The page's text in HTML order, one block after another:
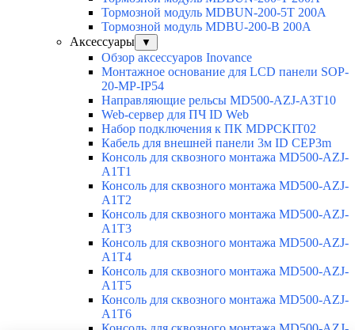
Тормозной модуль MDBUN-200-5T 200A
Тормозной модуль MDBU-200-B 200A
Аксессуары
▼
Обзор аксессуаров Inovance
Монтажное основание для LCD панели SOP-
20-MP-IP54
Направляющие рельсы MD500-AZJ-A3T10
Web-сервер для ПЧ ID Web
Набор подключения к ПК MDPCKIT02
Кабель для внешней панели 3м ID CEP3m
Консоль для сквозного монтажа MD500-AZJ-
A1T1
Консоль для сквозного монтажа MD500-AZJ-
A1T2
Консоль для сквозного монтажа MD500-AZJ-
A1T3
Консоль для сквозного монтажа MD500-AZJ-
A1T4
Консоль для сквозного монтажа MD500-AZJ-
A1T5
Консоль для сквозного монтажа MD500-AZJ-
A1T6